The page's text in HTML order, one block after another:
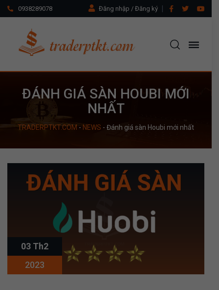
0938289078 Đăng nhập / Đăng ký
ĐÁNH GIÁ SÀN HOUBI MỚI
NHẤT
TRADERPTKT.COM - NEWS - Đánh giá sàn Houbi mới nhất
03 Th2
2023